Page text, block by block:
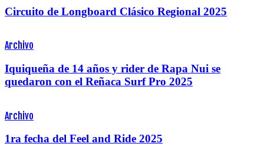
Circuito de Longboard Clásico Regional 2025
Archivo
Iquiqueña de 14 años y rider de Rapa Nui se
quedaron con el Reñaca Surf Pro 2025
Archivo
1ra fecha del Feel and Ride 2025